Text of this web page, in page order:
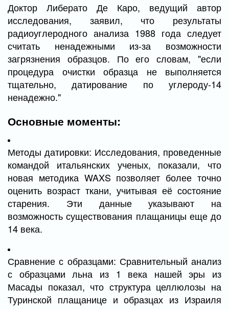
Доктор Либерато Де Каро, ведущий автор
исследования, заявил, что результаты
радиоуглеродного анализа 1988 года следует
считать ненадежными из-за возможности
загрязнения образцов. По его словам, "если
процедура очистки образца не выполняется
тщательно, датирование по углероду-14
ненадежно."
Основные моменты:
Методы датировки: Исследования, проведенные
командой итальянских ученых, показали, что
новая методика WAXS позволяет более точно
оценить возраст ткани, учитывая её состояние
старения. Эти данные указывают на
возможность существования плащаницы еще до
14 века.
Сравнение с образцами: Сравнительный анализ
с образцами льна из 1 века нашей эры из
Масады показал, что структура целлюлозы на
Туринской плащанице и образцах из Израиля